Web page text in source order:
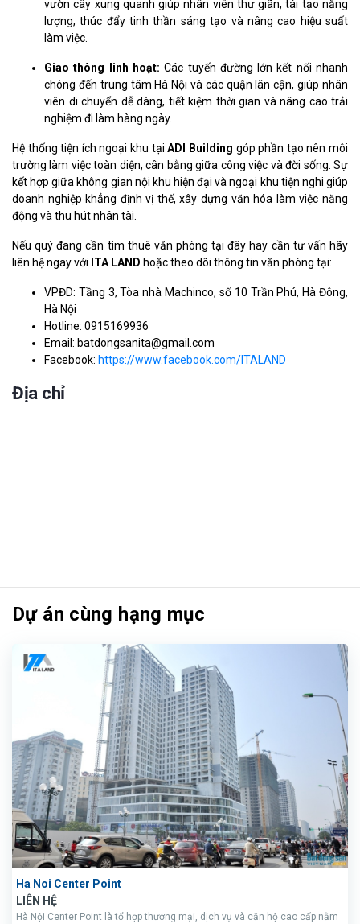
vườn cây xung quanh giúp nhân viên thư giãn, tái tạo năng
lượng, thúc đẩy tinh thần sáng tạo và nâng cao hiệu suất
làm việc.
Giao thông linh hoạt: Các tuyến đường lớn kết nối nhanh
chóng đến trung tâm Hà Nội và các quận lân cận, giúp nhân
viên di chuyển dễ dàng, tiết kiệm thời gian và nâng cao trải
nghiệm đi làm hàng ngày.
Hệ thống tiện ích ngoại khu tạiADI Building góp phần tạo nên môi
trường làm việc toàn diện, cân bằng giữa công việc và đời sống. Sự
kết hợp giữa không gian nội khu hiện đại và ngoại khu tiện nghi giúp
doanh nghiệp khẳng định vị thế, xây dựng văn hóa làm việc năng
động và thu hút nhân tài.
Nếu quý đang cần tìm thuê văn phòng tại đây hay cần tư vấn hãy
liên hệ ngay với ITA LAND hoặc theo dõi thông tin văn phòng tại:
VPĐD: Tầng 3, Tòa nhà Machinco, số 10 Trần Phú, Hà Đông,
Hà Nội
Hotline: 0915169936
Email: batdongsanita@gmail.com
Facebook: https://www.facebook.com/ITALAND
Địa chỉ
Dự án cùng hạng mục
Ha Noi Center Point
LIÊN HỆ
Hà Nội Center Point là tổ hợp thương mại, dịch vụ và căn hộ cao cấp nằm